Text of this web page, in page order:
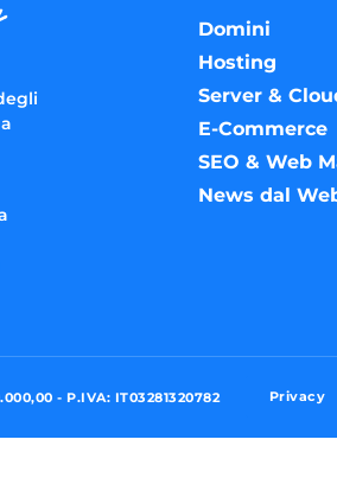
Domini
Hosting
Server &
E-Commerce
SEO & Web
News dal
- P.IVA: IT03281320782 Privacy